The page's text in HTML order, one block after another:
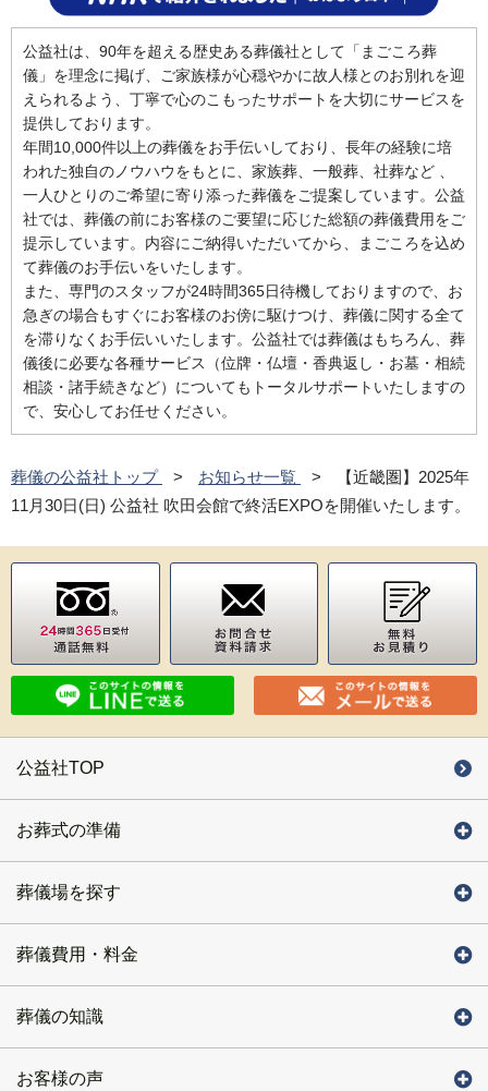
公益社は、90年を超える歴史ある葬儀社として「まごころ葬
儀」を理念に掲げ、ご家族様が心穏やかに故人様とのお別れを迎
えられるよう、丁寧で心のこもったサポートを大切にサービスを
提供しております。
年間10,000件以上の葬儀をお手伝いしており、長年の経験に培
われた独自のノウハウをもとに、家族葬、一般葬、社葬など 、
一人ひとりのご希望に寄り添った葬儀をご提案しています。公益
社では、葬儀の前にお客様のご要望に応じた総額の葬儀費用をご
提示しています。内容にご納得いただいてから、まごころを込め
て葬儀のお手伝いをいたします。
また、専門のスタッフが24時間365日待機しておりますので、お
急ぎの場合もすぐにお客様のお傍に駆けつけ、葬儀に関する全て
を滞りなくお手伝いいたします。公益社では葬儀はもちろん、葬
儀後に必要な各種サービス（位牌・仏壇・香典返し・お墓・相続
相談・諸手続きなど）についてもトータルサポートいたしますの
で、安心してお任せください。
葬儀の公益社トップ お知らせ一覧
【近畿圏】2025年
11月30日(日) 公益社 吹田会館で終活EXPOを開催いたします。
公益社TOP
お葬式の準備
葬儀場を探す
葬儀費用・料金
葬儀の知識
お客様の声